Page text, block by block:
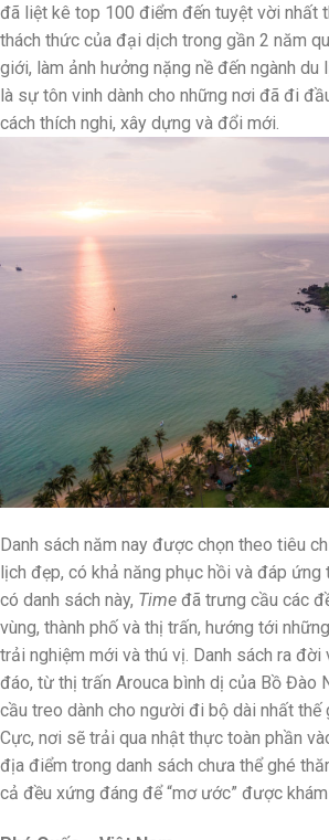
đã liệt kê top 100 điểm đến tuyệt vời nhất
thách thức của đại dịch trong gần 2 năm
giới, làm ảnh hưởng nặng nề đến ngành du
là sự tôn vinh dành cho những nơi đã đi
cách thích nghi, xây dựng và đổi mới.
Danh sách năm nay được chọn theo tiêu
lịch đẹp, có khả năng phục hồi và đáp
có danh sách này, Time đã trưng cầu các
vùng, thành phố và thị trấn, hướng tới
trải nghiệm mới và thú vị. Danh sách ra
đáo, từ thị trấn Arouca bình dị của Bồ Đào
cầu treo dành cho người đi bộ dài nhất thế
Cực, nơi sẽ trải qua nhật thực toàn phần
địa điểm trong danh sách chưa thể ghé
cả đều xứng đáng để “mơ ước” được khám